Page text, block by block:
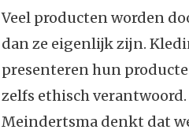
Veel producten worden
dan ze eigenlijk zijn.
presenteren hun
zelfs ethisch
Meindertsma denkt dat